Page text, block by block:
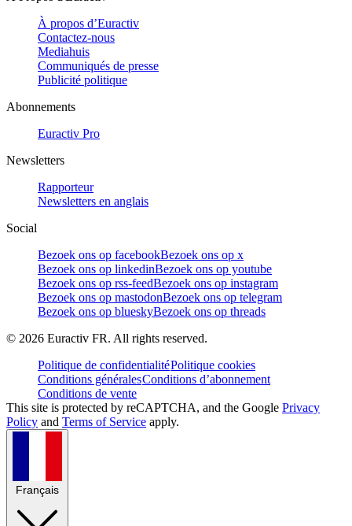
À propos d’Euractiv
Contactez-nous
Mediahuis
Communiqués de presse
Publicité politique
Abonnements
Euractiv Pro
Newsletters
Rapporteur
Newsletters en anglais
Social
Bezoek ons op facebookBezoek ons op x
Bezoek ons op linkedinBezoek ons op youtube
Bezoek ons op rss-feedBezoek ons op instagram
Bezoek ons op mastodonBezoek ons op telegram
Bezoek ons op blueskyBezoek ons op threads
© 2026 Euractiv FR. All rights reserved.
Politique de confidentialitéPolitique cookies
Conditions généralesConditions d’abonnement
Conditions de vente
This site is protected by reCAPTCHA, and the Google Privacy
Policy and Terms of Service apply.
Français